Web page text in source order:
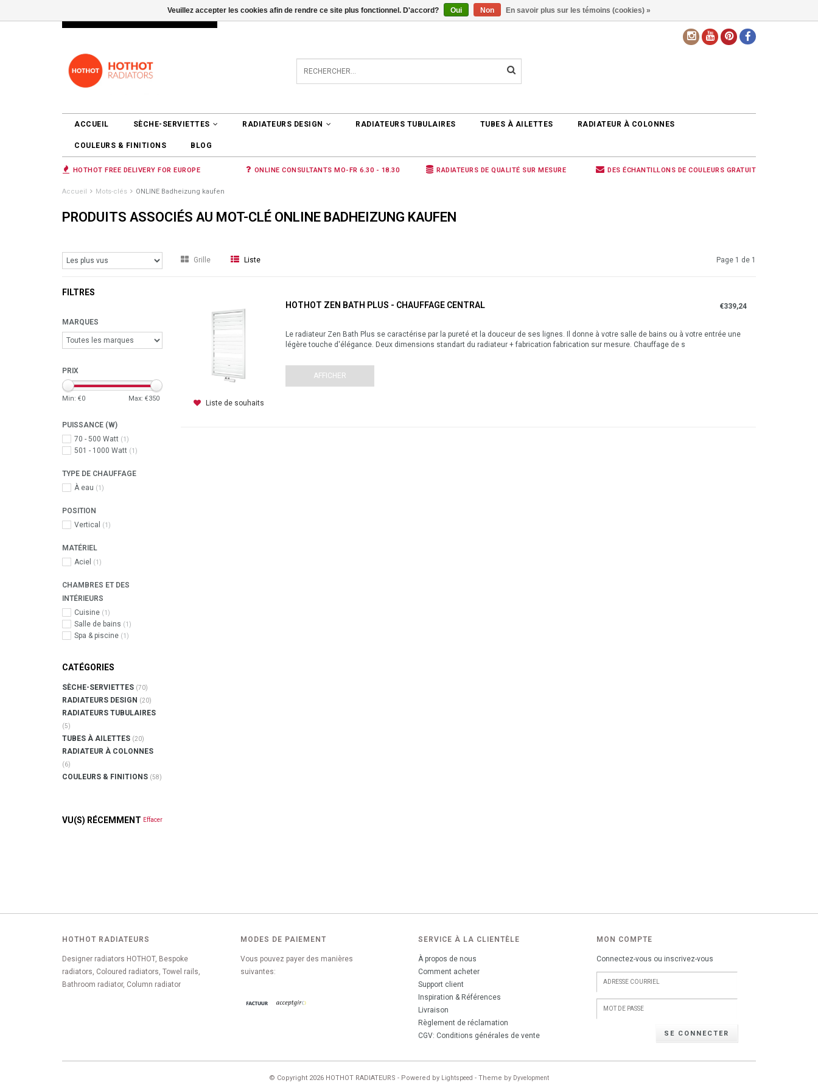
INFO@RADIATORS.SHOP SE CONNECTER 0 ARTICLES €0,00
ACCUEIL SÈCHE-SERVIETTES RADIATEURS DESIGN RADIATEURS TUBULAIRES TUBES À AILETTES RADIATEUR À COLONNES
COULEURS & FINITIONS BLOG
HOTHOT FREE DELIVERY FOR EUROPE ONLINE CONSULTANTS MO-FR 6.30 - 18.30 RADIATEURS DE QUALITÉ SUR MESURE DES ÉCHANTILLONS DE COULEURS GRATUIT
Accueil Mots-clés ONLINE Badheizung kaufen
PRODUITS ASSOCIÉS AU MOT-CLÉ ONLINE BADHEIZUNG KAUFEN
Grille Liste Page 1 de 1
FILTRES
MARQUES
PRIX
Min: €0 Max: €350
PUISSANCE (W)
70 - 500 Watt (1)
501 - 1000 Watt (1)
TYPE DE CHAUFFAGE
À eau (1)
POSITION
Vertical
(1)
MATÉRIEL
Aciel
(1)
CHAMBRES ET DES
INTÉRIEURS
Cuisine (1)
Salle de bains (1)
Spa & piscine (1)
CATÉGORIES
SÈCHE-SERVIETTES (70)
RADIATEURS DESIGN (20)
RADIATEURS TUBULAIRES
(5)
TUBES À AILETTES (20)
RADIATEUR À COLONNES
(6)
COULEURS & FINITIONS (58)
VU(S) RÉCEMMENT Effacer
Liste de souhaits
HOTHOT ZEN BATH PLUS - CHAUFFAGE CENTRAL €339,24
Le radiateur Zen Bath Plus se caractérise par la pureté et la douceur de ses lignes. Il donne à votre salle de bains ou à votre entrée une
légère touche d'élégance. Deux dimensions standart du radiateur + fabrication fabrication sur mesure. Chauffage de s
AFFICHER
HOTHOT RADIATEURS
Designer radiators HOTHOT, Bespoke
radiators, Coloured radiators, Towel rails,
Bathroom radiator, Column radiator
MODES DE PAIEMENT
Vous pouvez payer des manières
suivantes:
SERVICE À LA CLIENTÈLE
À propos de nous
Comment acheter
Support client
Inspiration & Références
Livraison
Règlement de réclamation
CGV: Conditions générales de vente
MON COMPTE
Connectez-vous ou inscrivez-vous
SE CONNECTER
© Copyright 2026 HOTHOT RADIATEURS - Powered by Lightspeed - Theme by Dyvelopment
Veuillez accepter les cookies afin de rendre ce site plus fonctionnel. D'accord? Oui Non En savoir plus sur les témoins (cookies) »